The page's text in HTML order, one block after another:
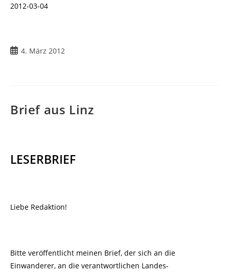
2012-03-04
Beitrag
4. März 2012
Brief aus Linz
LESERBRIEF
Liebe Redaktion!
Bitte veröffentlicht meinen Brief, der sich an die
Einwanderer, an die verantwortlichen Landes-